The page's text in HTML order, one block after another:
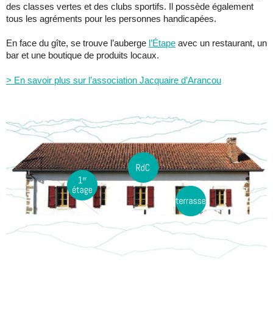
des classes vertes et des clubs sportifs. Il possède également
tous les agréments pour les personnes handicapées.
En face du gîte, se trouve l’auberge l’Étape avec un restaurant, un
bar et une boutique de produits locaux.
> En savoir plus sur l’association Jacquaire d’Arancou